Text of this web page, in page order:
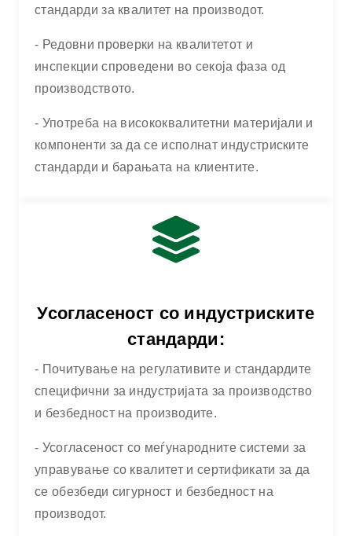
стандарди за квалитет на производот.
- Редовни проверки на квалитетот и
инспекции спроведени во секоја фаза од
производството.
- Употреба на висококвалитетни материјали и
компоненти за да се исполнат индустриските
стандарди и барањата на клиентите.
Усогласеност со индустриските
стандарди:
- Почитување на регулативите и стандардите
специфични за индустријата за производство
и безбедност на производите.
- Усогласеност со меѓународните системи за
управување со квалитет и сертификати за да
се обезбеди сигурност и безбедност на
производот.